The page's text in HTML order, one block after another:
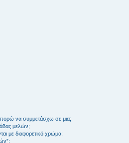
να συμμετάσχω σε μια;
μελών;
με διαφορετικό χρώμα;